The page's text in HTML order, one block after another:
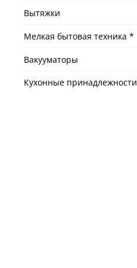
Вытяжки
Мелкая бытовая техника *
Вакууматоры
Кухонные принадлежности